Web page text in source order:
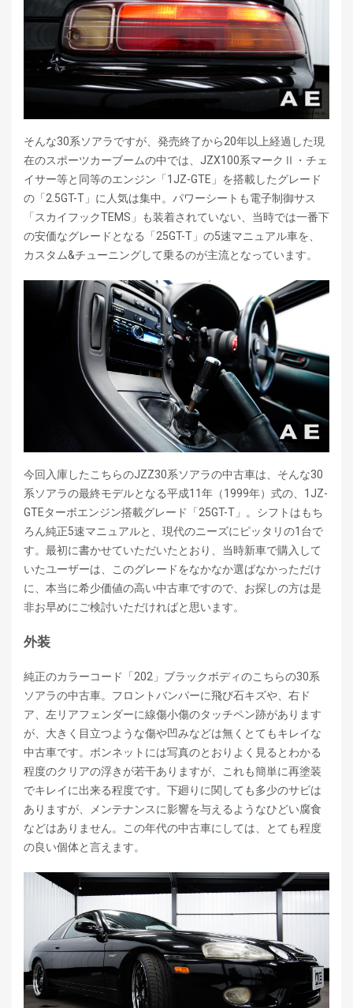
そんな30系ソアラですが、発売終了から20年以上経過した現
在のスポーツカーブームの中では、JZX100系マークⅡ・チェ
イサー等と同等のエンジン「1JZ-GTE」を搭載したグレード
の「2.5GT-T」に人気は集中。パワーシートも電子制御サス
「スカイフックTEMS」も装着されていない、当時では一番下
の安価なグレードとなる「25GT-T」の5速マニュアル車を、
カスタム&チューニングして乗るのが主流となっています。
今回入庫したこちらのJZZ30系ソアラの中古車は、そんな30
系ソアラの最終モデルとなる平成11年（1999年）式の、1JZ-
GTEターボエンジン搭載グレード「25GT-T」。シフトはもち
ろん純正5速マニュアルと、現代のニーズにピッタリの1台で
す。最初に書かせていただいたとおり、当時新車で購入して
いたユーザーは、このグレードをなかなか選ばなかっただけ
に、本当に希少価値の高い中古車ですので、お探しの方は是
非お早めにご検討いただければと思います。
外装
純正のカラーコード「202」ブラックボディのこちらの30系
ソアラの中古車。フロントバンパーに飛び石キズや、右ド
ア、左リアフェンダーに線傷小傷のタッチペン跡があります
が、大きく目立つような傷や凹みなどは無くとてもキレイな
中古車です。ボンネットには写真のとおりよく見るとわかる
程度のクリアの浮きが若干ありますが、これも簡単に再塗装
でキレイに出来る程度です。下廻りに関しても多少のサビは
ありますが、メンテナンスに影響を与えるようなひどい腐食
などはありません。この年代の中古車にしては、とても程度
の良い個体と言えます。